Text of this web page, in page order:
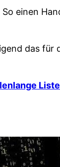
einen
das